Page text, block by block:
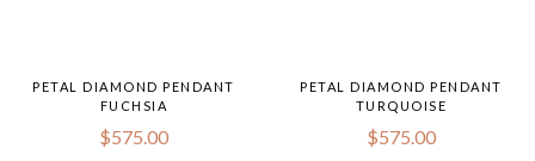
PETAL DIAMOND PENDANT
FUCHSIA
$575.00
PETAL DIAMOND PENDANT
TURQUOISE
$575.00